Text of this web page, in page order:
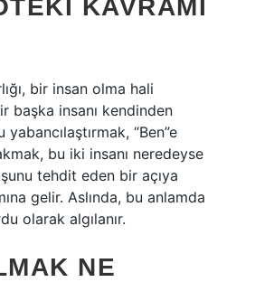
KAVRAMI
bir insan olma hali
başka insanı kendinden
“Ben”e
bu iki insanı neredeyse
tehdit eden bir açıya
gelir. Aslında, bu anlamda
olarak algılanır.
NE